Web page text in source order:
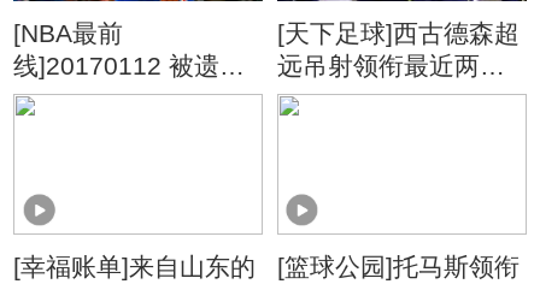
[NBA最前
线]20170112 被遗忘
的王者——保罗
[天下足球]西古德森超
远吊射领衔最近两周
20佳球
[幸福账单]来自山东的
[篮球公园]托马斯领衔